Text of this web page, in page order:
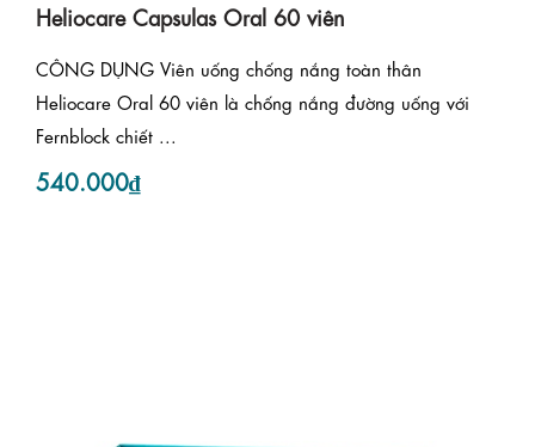
Heliocare Capsulas Oral 60 viên
CÔNG DỤNG Viên uống chống nắng toàn thân
Heliocare Oral 60 viên là chống nắng đường uống với
Fernblock chiết ...
540.000₫